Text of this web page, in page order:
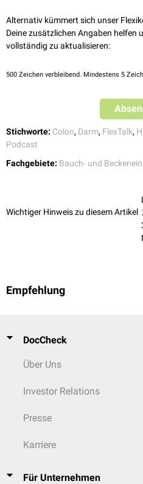
In der Regel liegt das Caecum
Peritonealverhältnisse variabel. Man
),
: Ein
Caecum liegt intraperitoneal.
Arterielle Versorgung
Die arterielle Versorgung des
Histologisches Präparat des
FlexTalk – Abfahrt
Dickdarm
Alternativ kümmert sich unser
Deine zusätzlichen Angaben helfen
vollständig zu aktualisieren:
500 Zeichen verbleibend. Mindestens 5
Stichworte: Colon, Darm, FlexTalk,
Podcast
Fachgebiete: Bauch- und
Wichtiger Hinweis zu diesem Artikel
Empfehlung
DocCheck
Über Uns
Investor Relations
Presse
Karriere
Für Unternehmen